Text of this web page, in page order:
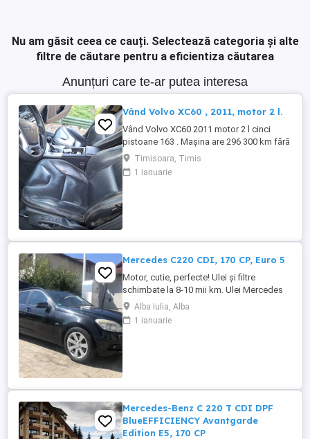
Nu am găsit ceea ce cauți. Selectează categoria și alte
filtre de căutare pentru a eficientiza căutarea
Anunțuri care te-ar putea interesa
Vând Volvo XC60 , 2011, motor 2 l.
Vând Volvo XC60 2011 motor 2 l cinci
pistoane 163 . Mașina are 296 300 km fără
probleme mecanice si estetice. Dotări
scaune piele cu reglaje automate , cutie
manuala , GPS si camera marșarier,
Timisoara, Timis
1 ianuarie
Mercedes C220 CDI, 170 CP, Euro 5
Motor, cutie, perfecte! Ulei și filtre
schimbate la 8-10 mii km. Ulei Mercedes
15 W - 30. Echipamente si caracteristici
speciale: Sistem de navigație COMAND
APS: Sistem de navigație integrat
Alba Iulia, Alba
1 ianuarie
Mercedes-Benz C 220 T CDI DPF
BlueEFFICIENCY Avantgarde
Edition E5, 170 CP